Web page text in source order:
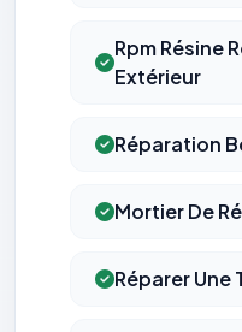
Rpm Résine
Extérieur
Réparation
Mortier De
Réparer Une